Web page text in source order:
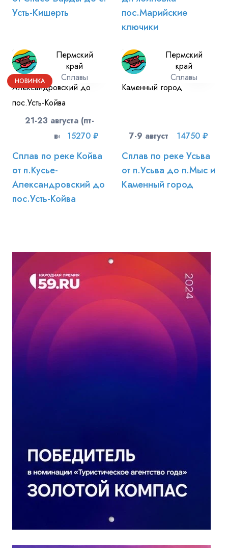
Усть-Кишерть
пос.Марийские
ключики
НОВИНКА
Пермский
край
Сплавы
21-23 августа (пт-
вс)
15270 ₽
Сплав по реке Койва
от п.Кусье-
Александровский до
пос.Усть-Койва
Пермский
край
Сплавы
7-9 августа (пт-вс)
14750 ₽
Сплав по реке Усьва
от п.Усьва до п.Мыс и
Каменный город